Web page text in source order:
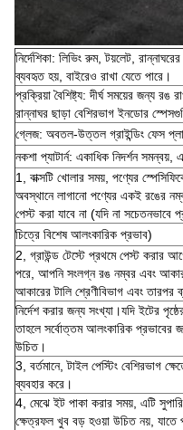
নির্দেশিকা: লিভিং রুম, টয়লেট,
ব্যবহৃত হয়, বাইরেও রাখা যেতে পারে।
প্রক্রিয়া বৈশিষ্ট্য: দীর্ঘ সময়ের জন্য
রান্নাঘর ছাড়া বেশিরভাগ ইনডোর
গ্লেজ: অবতল-উত্তল গ্রাইন্ডিং ফেস
নকশা প্যাটার্ন: একাধিক নিদর্শন সমন্বয়,
1, বাক্সটি খোলার সময়, পণ্যের
অবস্থানে লাগানো পণ্যের একই রঙের
পেস্ট করা যাবে না (যদি না
চিত্রে বিশেষ আলংকারিক প্রভাব)
2, গ্রাউন্ড টেস্টে প্রথমে পেস্ট করার
পরে, আপনি সংলগ্ন রঙ নম্বর এবং আকার
আকারের টালি শ্রেণীবিভাগ এবং তারপর
নির্দেশ করার জন্য সংখ্যা।যদি ইটের
তাহলে সর্বোত্তম আলংকারিক প্রভাবের
উচিত।
3, বর্তমানে, টাইল পেস্টিং বেশিরভাগ
ব্যবহার করে।
4, মেঝে ইট পাকা করার সময়, এটি
ক্ষেত্রফল খুব বড় হওয়া উচিত নয়, যাতে